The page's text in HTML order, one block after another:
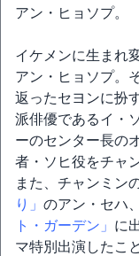
アン・ヒョソプ。
イケメンに生まれ
アン・ヒョソプ。
返ったセヨンに扮
派俳優であるイ・
ーのセンター長の
者・ソヒ役をチャ
また、チャンミン
り」 のアン・セハ
ト・ガーデン」 に
マ特別出演したこ